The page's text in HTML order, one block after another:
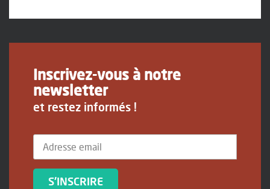
Inscrivez-vous à notre
newsletter
et restez informés !
S'INSCRIRE